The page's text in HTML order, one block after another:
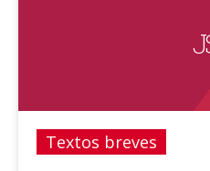
una primera
paradójicamente se
quedar pendiente de
Textos breves